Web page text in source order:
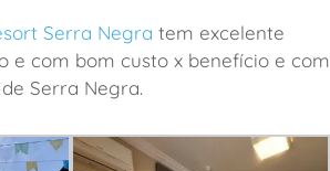
Serra Negra tem excelente
e com bom custo x benefício e com
Serra Negra.